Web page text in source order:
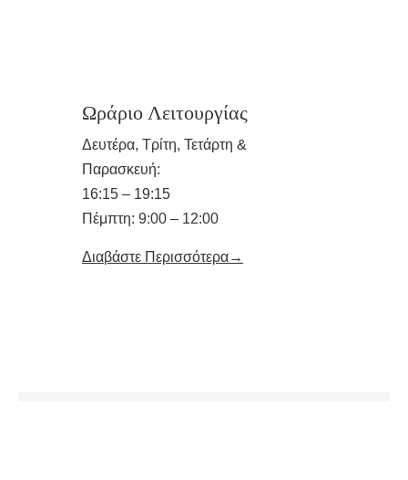
Ωράριο Λειτουργίας
Δευτέρα, Τρίτη, Τετάρτη &
Παρασκευή:
16:15 – 19:15
Πέμπτη: 9:00 – 12:00
Διαβάστε Περισσότερα→